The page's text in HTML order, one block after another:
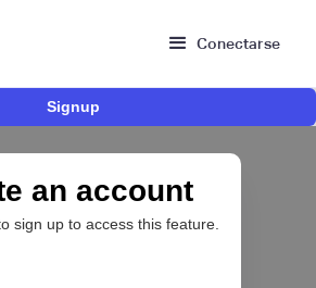
Conectarse
Signup
an account
sign up to access this feature.
bancarias en México
🔑